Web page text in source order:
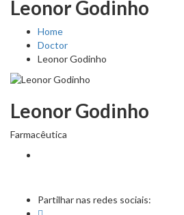
Leonor Godinho
Home
Doctor
Leonor Godinho
Leonor Godinho
Farmacêutica
Partilhar nas redes sociais: